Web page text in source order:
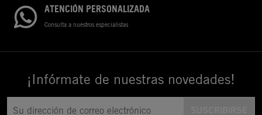
ATENCIÓN PERSONALIZADA
Consulta a nuestros especialistas
¡Infórmate de nuestras novedades!